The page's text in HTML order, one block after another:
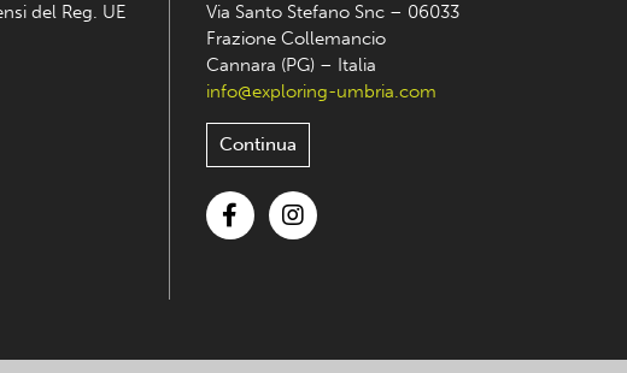
del Reg. UE
Via Santo Stefano Snc – 06033
Frazione Collemancio
Cannara (PG) – Italia
info@exploring-umbria.com
Continua